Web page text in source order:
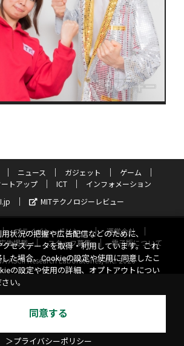
ニュース ガジェット
ゲーム
ートアップ ICT
インフォメーション
MITテクノロジーレビュー
プライバシーポリシー
運営会社
告掲載 スタッフ募集
電子版について
ASCII Research Laboratories, Inc. 2026
状況の把握や広告配信などのために、
セスデータを取得・利用しています。これ
た場合、Cookieの設定や使用に同意したこ
の設定や使用の詳細、オプトアウトについ
い。
同意する
＞プライバシーポリシー